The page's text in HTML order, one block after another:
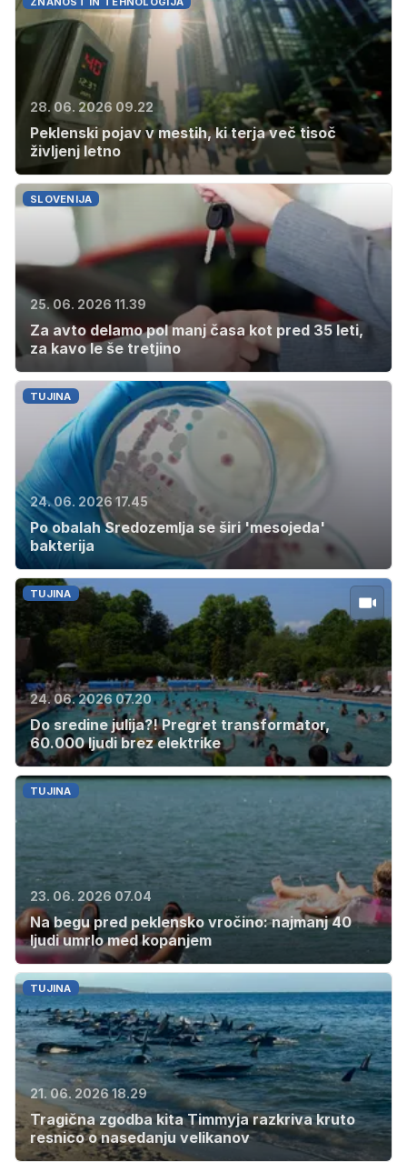
28. 06. 2026 09.22
Peklenski pojav v mestih, ki terja več tisoč
življenj letno
SLOVENIJA
25. 06. 2026 11.39
Za avto delamo pol manj časa kot pred 35 leti,
za kavo le še tretjino
TUJINA
24. 06. 2026 17.45
Po obalah Sredozemlja se širi 'mesojeda'
bakterija
TUJINA
24. 06. 2026 07.20
Do sredine julija?! Pregret transformator,
60.000 ljudi brez elektrike
TUJINA
23. 06. 2026 07.04
Na begu pred peklensko vročino: najmanj 40
ljudi umrlo med kopanjem
TUJINA
21. 06. 2026 18.29
Tragična zgodba kita Timmyja razkriva kruto
resnico o nasedanju velikanov